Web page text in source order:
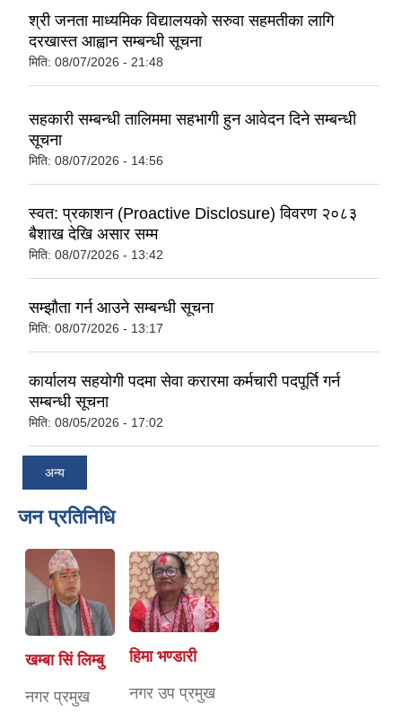
श्री जनता माध्यमिक विद्यालयको सरुवा सहमतीका लागि
दरखास्त आह्वान सम्बन्धी सूचना
मिति: 08/07/2026 - 21:48
सहकारी सम्बन्धी तालिममा सहभागी हुन आवेदन दिने सम्बन्धी
सूचना
मिति: 08/07/2026 - 14:56
स्वत: प्रकाशन (Proactive Disclosure) विवरण २०८३
बैशाख देखि असार सम्म
मिति: 08/07/2026 - 13:42
सम्झौता गर्न आउने सम्बन्धी सूचना
मिति: 08/07/2026 - 13:17
कार्यालय सहयोगी पदमा सेवा करारमा कर्मचारी पदपूर्ति गर्न
सम्बन्धी सूचना
मिति: 08/05/2026 - 17:02
अन्य
जन प्रतिनिधि
खम्बा सिं लिम्बु
नगर प्रमुख
हिमा भण्डारी
नगर उप प्रमुख